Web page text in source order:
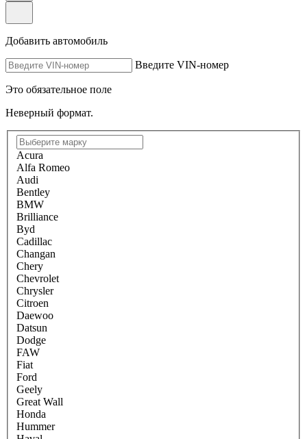
Добавить автомобиль
Введите VIN-номер
Это обязательное поле
Неверный формат.
Acura
Alfa Romeo
Audi
Bentley
BMW
Brilliance
Byd
Cadillac
Changan
Chery
Chevrolet
Chrysler
Citroen
Daewoo
Datsun
Dodge
FAW
Fiat
Ford
Geely
Great Wall
Honda
Hummer